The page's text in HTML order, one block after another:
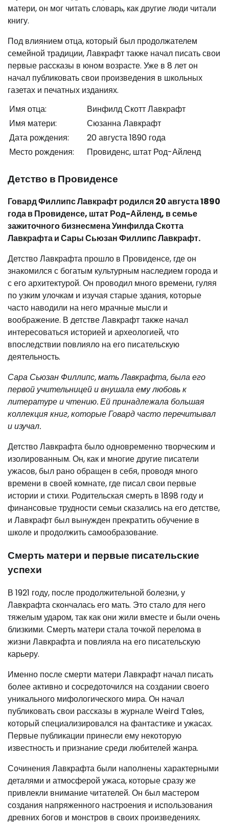
матери, он мог читать словарь, как другие люди читали
книгу.
Под влиянием отца, который был продолжателем
семейной традиции, Лавкрафт также начал писать свои
первые рассказы в юном возрасте. Уже в 8 лет он
начал публиковать свои произведения в школьных
газетах и печатных изданиях.
Имя отца:
Винфилд Скотт Лавкрафт
Имя матери:
Сюзанна Лавкрафт
Дата рождения:
20 августа 1890 года
Место рождения:
Провиденс, штат Род-Айленд
Детство в Провиденсе
Говард Филлипс Лавкрафт родился 20 августа 1890
года в Провиденсе, штат Род-Айленд, в семье
зажиточного бизнесмена Уинфилда Скотта
Лавкрафта и Сары Сьюзан Филлипс Лавкрафт.
Детство Лавкрафта прошло в Провиденсе, где он
знакомился с богатым культурным наследием города и
с его архитектурой. Он проводил много времени, гуляя
по узким улочкам и изучая старые здания, которые
часто наводили на него мрачные мысли и
воображение. В детстве Лавкрафт также начал
интересоваться историей и археологией, что
впоследствии повлияло на его писательскую
деятельность.
Сара Сьюзан Филлипс, мать Лавкрафта, была его
первой учительницей и внушала ему любовь к
литературе и чтению. Ей принадлежала большая
коллекция книг, которые Говард часто перечитывал
и изучал.
Детство Лавкрафта было одновременно творческим и
изолированным. Он, как и многие другие писатели
ужасов, был рано обращен в себя, проводя много
времени в своей комнате, где писал свои первые
истории и стихи. Родительская смерть в 1898 году и
финансовые трудности семьи сказались на его детстве,
и Лавкрафт был вынужден прекратить обучение в
школе и продолжить самообразование.
Смерть матери и первые писательские
успехи
В 1921 году, после продолжительной болезни, у
Лавкрафта скончалась его мать. Это стало для него
тяжелым ударом, так как они жили вместе и были очень
близкими. Смерть матери стала точкой перелома в
жизни Лавкрафта и повлияла на его писательскую
карьеру.
Именно после смерти матери Лавкрафт начал писать
более активно и сосредоточился на создании своего
уникального мифологического мира. Он начал
публиковать свои рассказы в журнале Weird Tales,
который специализировался на фантастике и ужасах.
Первые публикации принесли ему некоторую
известность и признание среди любителей жанра.
Сочинения Лавкрафта были наполнены характерными
деталями и атмосферой ужаса, которые сразу же
привлекли внимание читателей. Он был мастером
создания напряженного настроения и использования
древних богов и монстров в своих произведениях.